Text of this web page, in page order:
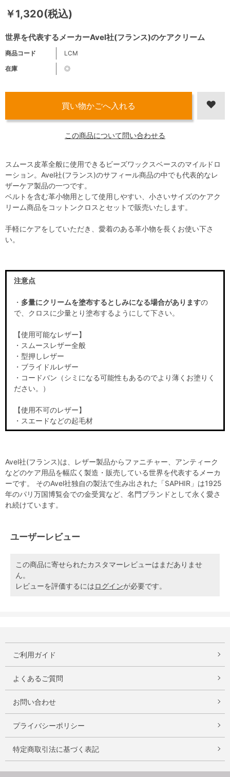
世界を代表するメーカーAvel社(フランス)のケアクリーム
￥1,320(税込)
商品コード
LCM
在庫
◎
この商品について問い合わせる
スムース皮革全般に使用できるビーズワックスベースのマイルドロ
ーション。Avel社(フランス)のサフィール商品の中でも代表的なレ
ザーケア製品の一つです。
ベルトを含む革小物用として使用しやすい、小さいサイズのケアク
リーム商品をコットンクロスとセットで販売いたします。
手軽にケアをしていただき、愛着のある革小物を長くお使い下さ
い。
注意点
・ 多量にクリームを塗布するとしみになる場合がありますの
で、クロスに少量とり塗布するようにして下さい。
【使用可能なレザー】
・スムースレザー全般
・型押しレザー
・ブライドルレザー
・コードバン（シミになる可能性もあるのでより薄くお塗りく
ださい。）
【使用不可のレザー】
・スエードなどの起毛材
Avel社(フランス)は、レザー製品からファニチャー、アンティーク
などのケア用品を幅広く製造・販売している世界を代表するメーカ
ーです。 そのAvel社独自の製法で生み出された「SAPHIR」は1925
年のパリ万国博覧会での金受賞など、名門ブランドとして永く愛さ
れ続けています。
ユーザーレビュー
この商品に寄せられたカスタマーレビューはまだありませ
ん。
レビューを評価するにはログインが必要です。
ご利用ガイド
よくあるご質問
お問い合わせ
プライバシーポリシー
特定商取引法に基づく表記